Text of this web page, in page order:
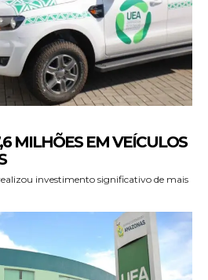
MILHÕES EM VEÍCULOS
investimento significativo de mais